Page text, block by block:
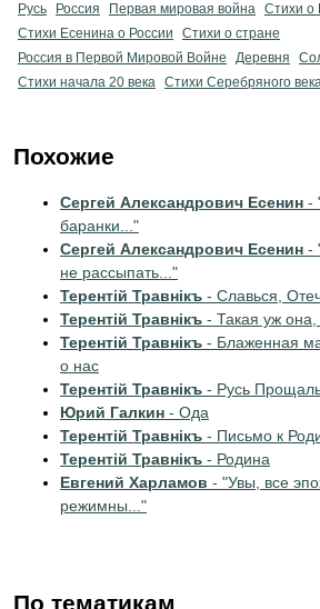
Русь
Россия Первая мировая война Стихи о
Стихи Есенина о России
Стихи о стране
Россия в Первой Мировой Войне
Деревня
Стихи начала 20 века Стихи Серебряного
Похожие
Сергей Александрович Есенин -
баранки..."
Сергей Александрович Есенин -
не рассыпать..."
Терентiй Травнiкъ - Славься,
Терентiй Травнiкъ - Такая уж она,
Терентiй Травнiкъ - Блаженная
о нас
Терентiй Травнiкъ - Русь
Юрий Галкин - Ода
Терентiй Травнiкъ - Письмо к
Терентiй Травнiкъ - Родина
Евгений Харламов - "Увы, все
режимны..."
По тематикам